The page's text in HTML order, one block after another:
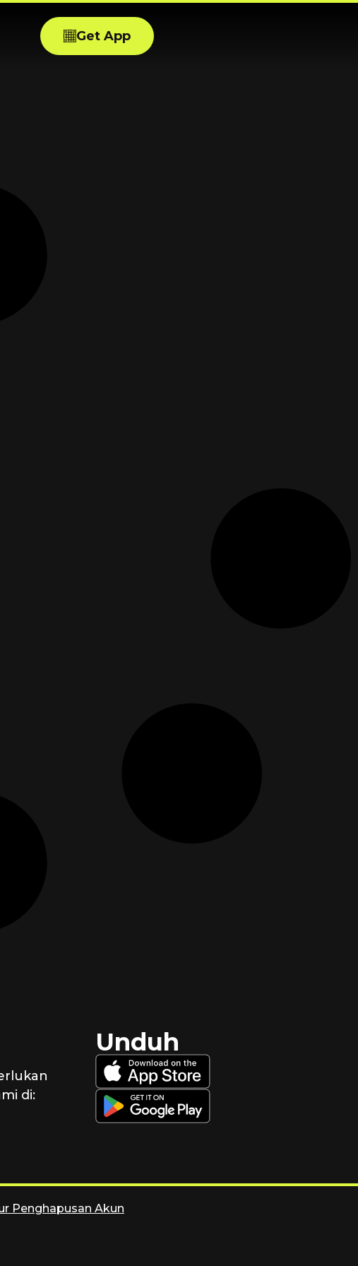
Get App
di:
Unduh
Penghapusan Akun